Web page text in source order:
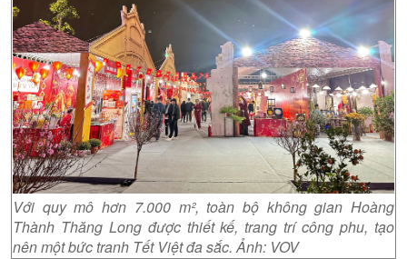
Với quy mô hơn 7.000 m², toàn bộ không gian Hoàng
Thành Thăng Long được thiết kế, trang trí công phu, tạo
nên một bức tranh Tết Việt đa sắc. Ảnh: VOV